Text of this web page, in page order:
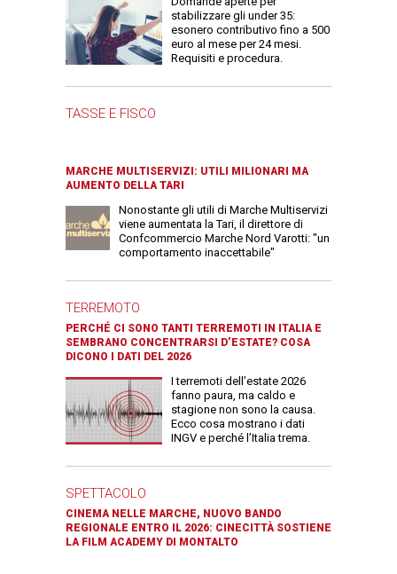
stabilizzare gli under 35:
esonero contributivo fino a 500
euro al mese per 24 mesi.
Requisiti e procedura.
TASSE E FISCO
MARCHE MULTISERVIZI: UTILI MILIONARI MA
AUMENTO DELLA TARI
Nonostante gli utili di Marche Multiservizi
viene aumentata la Tari, il direttore di
Confcommercio Marche Nord Varotti: "un
comportamento inaccettabile"
TERREMOTO
PERCHÉ CI SONO TANTI TERREMOTI IN ITALIA E
SEMBRANO CONCENTRARSI D’ESTATE? COSA
DICONO I DATI DEL 2026
I terremoti dell’estate 2026
fanno paura, ma caldo e
stagione non sono la causa.
Ecco cosa mostrano i dati
INGV e perché l’Italia trema.
SPETTACOLO
CINEMA NELLE MARCHE, NUOVO BANDO
REGIONALE ENTRO IL 2026: CINECITTÀ SOSTIENE
LA FILM ACADEMY DI MONTALTO